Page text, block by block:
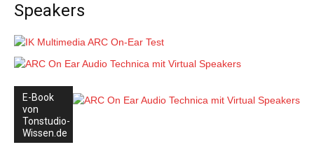
Speakers
E-Book
von
Tonstudio-
Wissen.de